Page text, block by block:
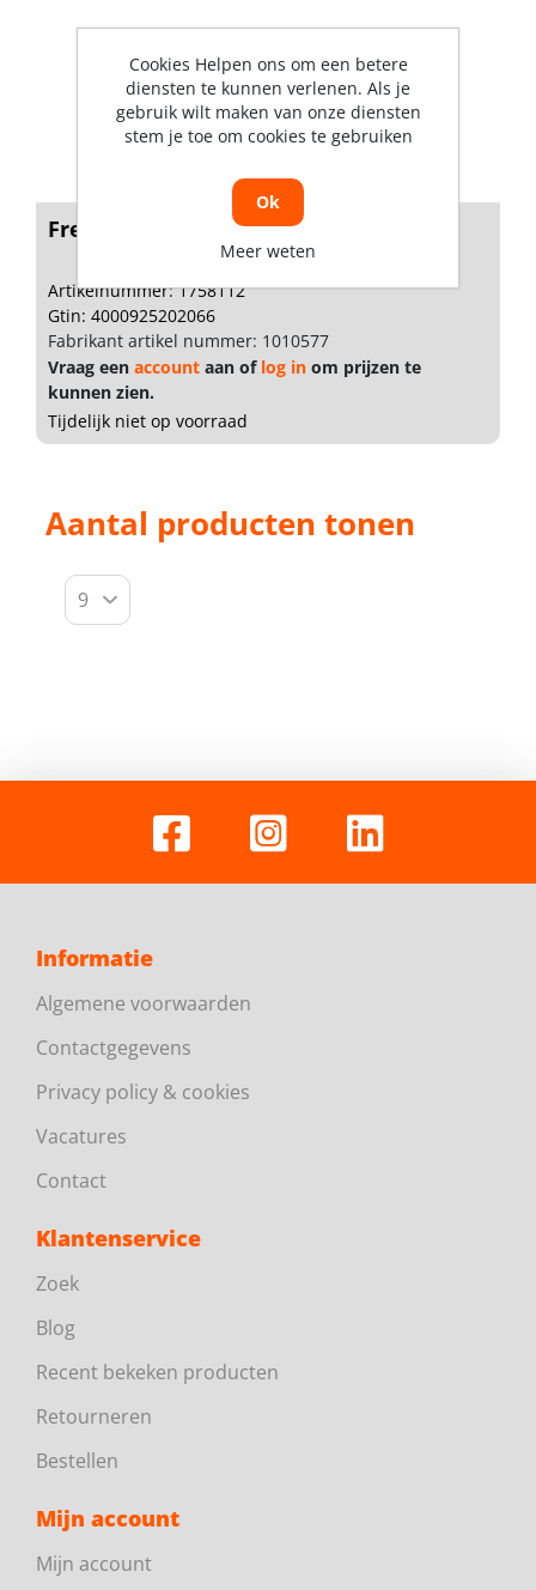
Freund Heggeschaar golfsnede 24cm
Artikelnummer: 1758112
Gtin: 4000925202066
Fabrikant artikel nummer: 1010577
Vraag een account aan of log in om prijzen te
kunnen zien.
Tijdelijk niet op voorraad
Aantal producten tonen
Informatie
Algemene voorwaarden
Contactgegevens
Privacy policy & cookies
Vacatures
Contact
Klantenservice
Zoek
Blog
Recent bekeken producten
Retourneren
Bestellen
Mijn account
Mijn account
Cookies Helpen ons om een betere
diensten te kunnen verlenen. Als je
gebruik wilt maken van onze diensten
stem je toe om cookies te gebruiken
Ok
Meer weten